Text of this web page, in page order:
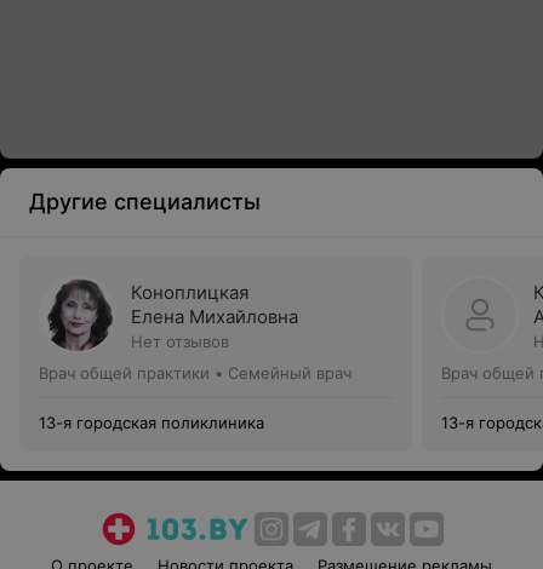
Другие специалисты
Коноплицкая
Елена Михайловна
Нет отзывов
Врач общей практики • Семейный врач
13-я городская поликлиника
Врач общей
13-я